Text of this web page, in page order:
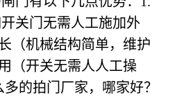
关门无需人工施加外
（机械结构简单，维护
（开关无需人人工操
的拍门厂家，哪家好？